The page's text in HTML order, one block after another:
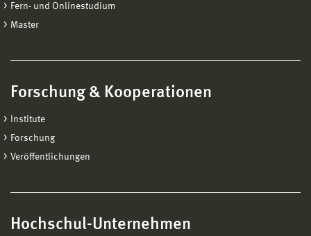
Fern- und Onlinestudium
Master
Forschung & Kooperationen
Institute
Forschung
Veröffentlichungen
Hochschul-Unternehmen